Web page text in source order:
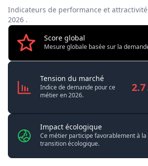
Indicateurs de performance et
2026 .
Score global
Mesure globale basée sur la
Tension du marchéMédiateur /
Indice de demande pour ce
métier en 2026.
2.7
Impact écologique
Ce métier participe favorablement à la
transition écologique.